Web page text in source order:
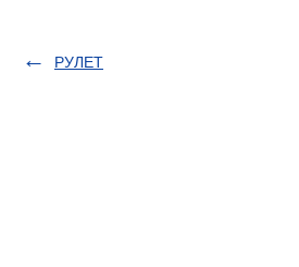
РУЛЕТ